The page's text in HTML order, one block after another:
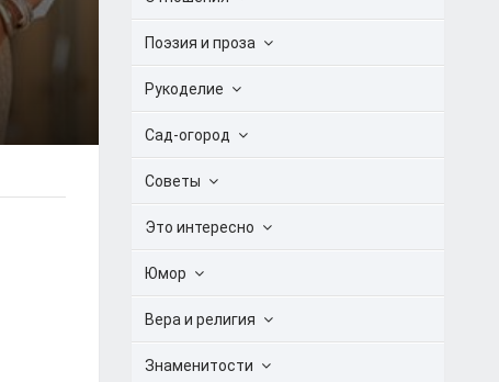
Поэзия и проза
Рукоделие
Сад-огород
Советы
Это интересно
Юмор
Вера и религия
Знаменитости